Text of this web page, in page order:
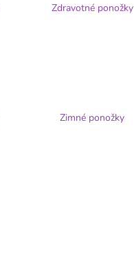
Zdravotné ponožky
Zimné ponožky